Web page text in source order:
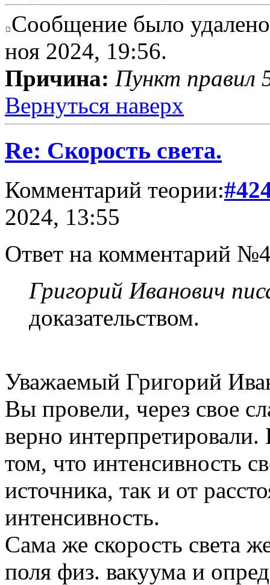
Сообщение было
ноя 2024, 19:56.
Причина: Пункт правил
Вернуться наверх
Re: Скорость света.
Комментарий теории:
2024, 13:55
Ответ на комментарий
Григорий Иванович
доказательством.
Уважаемый Григорий
Вы провели, через свое
верно
том, что интенсивность
источника, так и от
интенсивность.
Сама же скорость света
поля физ. вакуума и